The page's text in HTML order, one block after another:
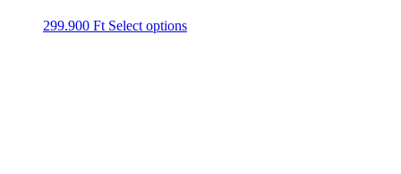
299.900 Ft Select options